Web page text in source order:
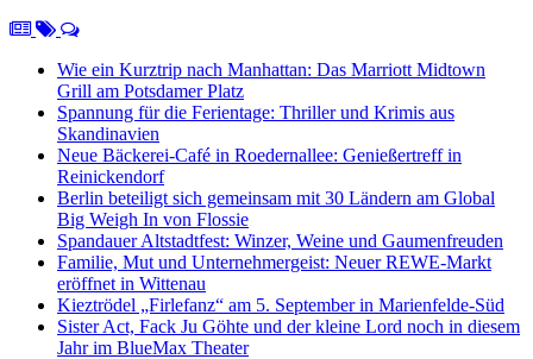
Wie ein Kurztrip nach Manhattan: Das Marriott Midtown
Grill am Potsdamer Platz
Spannung für die Ferientage: Thriller und Krimis aus
Skandinavien
Neue Bäckerei-Café in Roedernallee: Genießertreff in
Reinickendorf
Berlin beteiligt sich gemeinsam mit 30 Ländern am Global
Big Weigh In von Flossie
Spandauer Altstadtfest: Winzer, Weine und Gaumenfreuden
Familie, Mut und Unternehmergeist: Neuer REWE-Markt
eröffnet in Wittenau
Kieztrödel „Firlefanz“ am 5. September in Marienfelde-Süd
Sister Act, Fack Ju Göhte und der kleine Lord noch in diesem
Jahr im BlueMax Theater